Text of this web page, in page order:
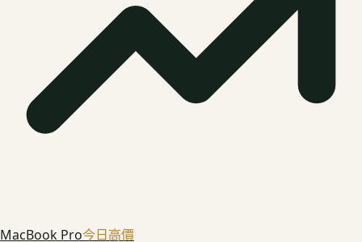
MacBook Pro今日高價